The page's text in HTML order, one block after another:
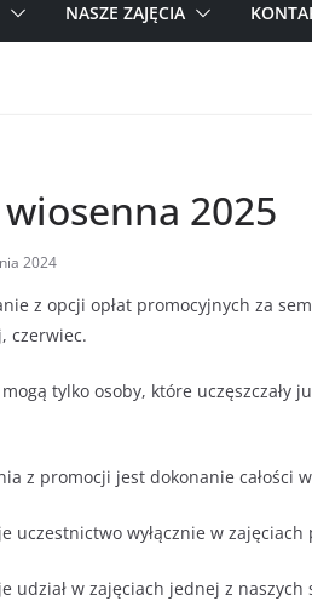
NASZE ZAJĘCIA
2025
2024
z opcji opłat promocyjnych za
czerwiec.
tylko osoby, które uczęszczały
z promocji jest dokonanie całości
uczestnictwo wyłącznie w
udział w zajęciach jednej z naszych